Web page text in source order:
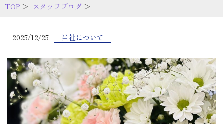
TOP ＞ スタッフブログ ＞
2025/12/25 当社について